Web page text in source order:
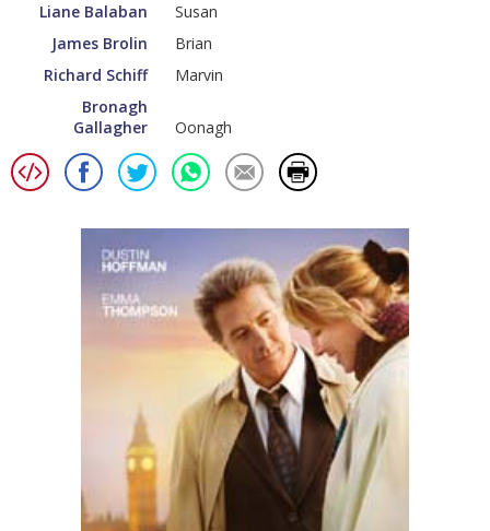
Liane Balaban
Susan
James Brolin
Brian
Richard Schiff
Marvin
Bronagh
Gallagher
Oonagh